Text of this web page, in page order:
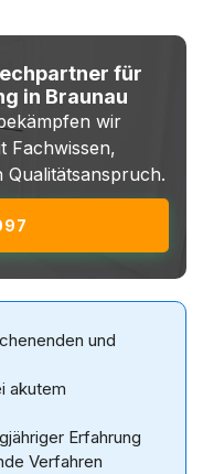
für
in Braunau
wir
Fachwissen,
Qualitätsanspruch.
und
akutem
Erfahrung
Verfahren